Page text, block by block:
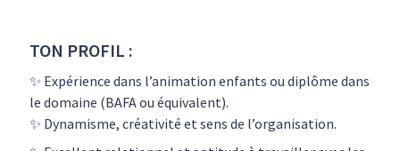
TON PROFIL :
✨ Expérience dans l’animation enfants ou diplôme dans
le domaine (BAFA ou équivalent).
✨ Dynamisme, créativité et sens de l’organisation.